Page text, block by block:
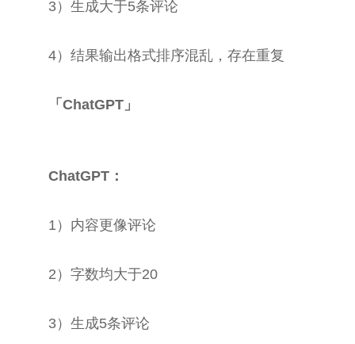
3）生成大于5条评论
4）结果输出格式排序混乱，存在重复
「ChatGPT」
ChatGPT：
1）内容更像评论
2）字数均大于20
3）生成5条评论